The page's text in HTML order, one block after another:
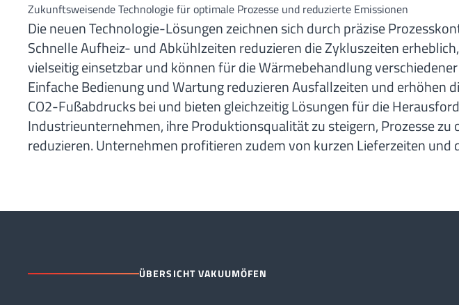
Zukunftsweisende Technologie für optimale Prozesse und reduzierte Emissionen
Die neuen Technologie-Lösungen zeichnen sich durch präzise
Schnelle Aufheiz- und Abkühlzeiten reduzieren die Zykluszeiten
vielseitig einsetzbar und können für die Wärmebehandlung
Einfache Bedienung und Wartung reduzieren Ausfallzeiten und erhöhen
CO2-Fußabdrucks bei und bieten gleichzeitig Lösungen für die
Industrieunternehmen, ihre Produktionsqualität zu steigern, Prozesse
reduzieren. Unternehmen profitieren zudem von kurzen Lieferzeiten
ÜBERSICHT VAKUUMÖFEN